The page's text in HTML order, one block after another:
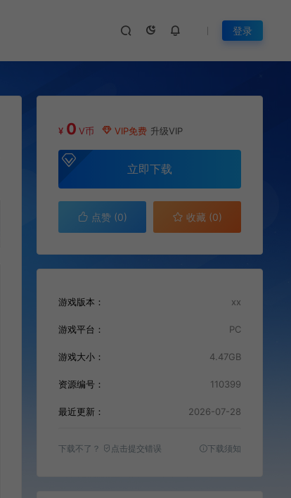
登录
¥ 0 V币 VIP免费 升级VIP
立即下载
点赞 (0) 收藏 (0)
游戏版本： xx
游戏平台： PC
游戏大小： 4.47GB
资源编号： 110399
最近更新： 2026-07-28
下载不了？ 点击提交错误 下载须知